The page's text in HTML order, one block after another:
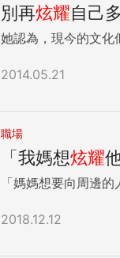
別再炫耀自己
她認為，現今的文化
2014.05.21
職場
「我媽想炫耀
「媽媽想要向周邊的
2018.12.12